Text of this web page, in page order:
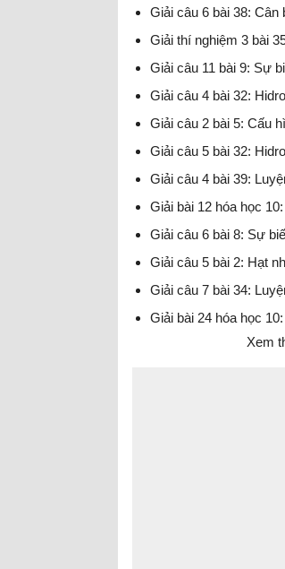
Giải câu 6 bài 38: Cân
Giải thí nghiệm 3 bài
Giải câu 11 bài 9: Sự
Giải câu 4 bài 32:
Giải câu 2 bài 5: Cấu
Giải câu 5 bài 32:
Giải câu 4 bài 39:
Giải bài 12 hóa học
Giải câu 6 bài 8: Sự
Giải câu 5 bài 2: Hạt
Giải câu 7 bài 34:
Giải bài 24 hóa học
Xem